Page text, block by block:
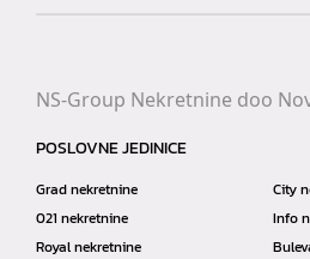
NS-Group Nekretnine doo
POSLOVNE JEDINICE
Grad nekretnine
City
021 nekretnine
Info
Royal nekretnine